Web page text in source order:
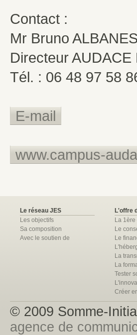
Contact :
Mr Bruno
Directeur AUDACE
Tél. : 06 48 97 58
E-mail
www.campus-
Le réseau JES
Les objectifs
Sa composition
Avec le soutien de
L'offre
La
Le
Le
La
La
Tester
Créer
© 2009 Somme-
agence de